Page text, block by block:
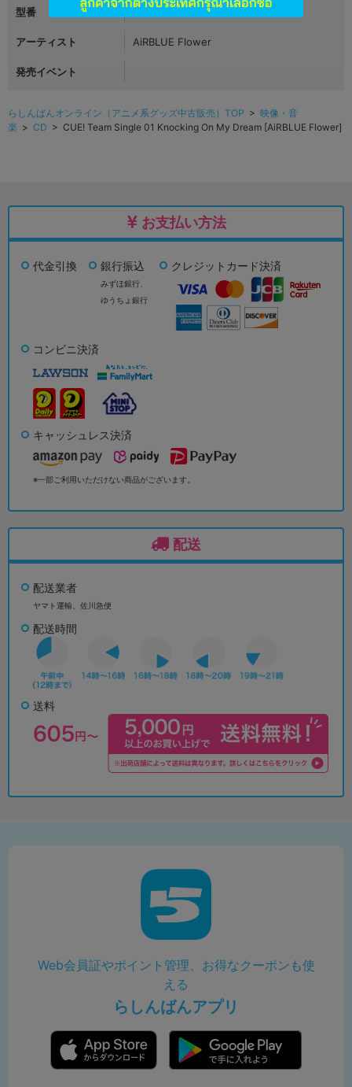
型番 PCCG-01859
アーティスト AiRBLUE Flower
発売イベント
らしんばんオンライン（アニメ系グッズ中古販売）TOP > 映像・音
楽 > CD > CUE! Team Single 01 Knocking On My Dream [AiRBLUE Flower]
お支払い方法
代金引換 銀行振込
みずほ銀行、
ゆうちょ銀行
クレジットカード決済
コンビニ決済
キャッシュレス決済
※一部ご利用いただけない商品がございます。
配送
配送業者
ヤマト運輸、佐川急便
配送時間
送料
Web会員証やポイント管理、お得なクーポンも使
える
らしんばんアプリ